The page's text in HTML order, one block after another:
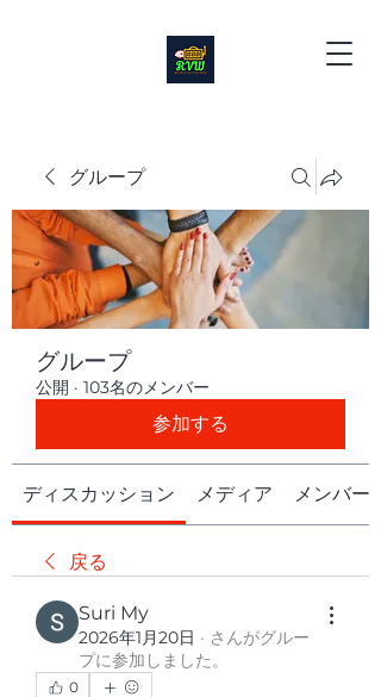
グループ
グループ
公開 · 103名のメンバー
参加する
ディスカッション メディア メンバー
戻る
Suri My
2026年1月20日 · さんがグルー
プに参加しました。
0